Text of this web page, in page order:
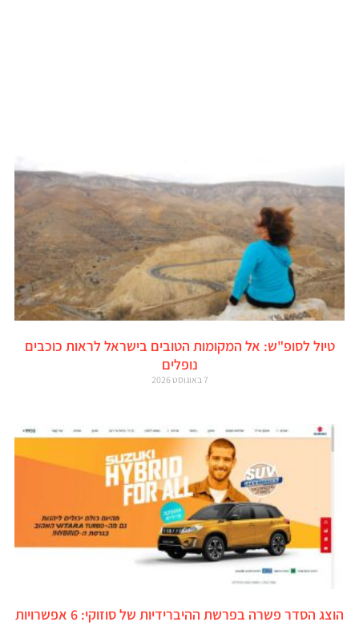
טיול לסופ"ש: אל המקומות הטובים בישראל לראות כוכבים
נופלים
7 באוגוסט 2026
הוצג הסדר פשרה בפרשת ההיברידיות של סוזוקי: 6 אפשרויות